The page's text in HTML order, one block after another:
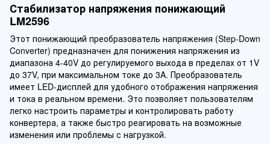
Стабилизатор напряжения понижающий
LM2596
Этот понижающий преобразователь напряжения (Step-Down
Converter) предназначен для понижения напряжения из
диапазона 4-40V до регулируемого выхода в пределах от 1V
до 37V, при максимальном токе до 3A. Преобразователь
имеет LED-дисплей для удобного отображения напряжения
и тока в реальном времени. Это позволяет пользователям
легко настроить параметры и контролировать работу
конвертера, а также быстро реагировать на возможные
изменения или проблемы с нагрузкой.